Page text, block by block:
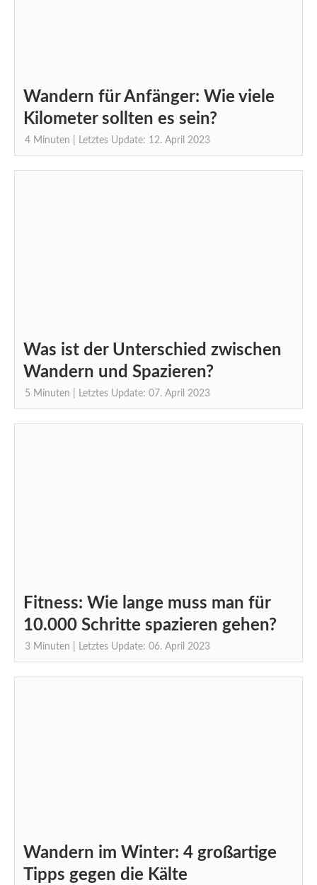
Wandern für Anfänger: Wie viele
Kilometer sollten es sein?
4 Minuten | Letztes Update: 12. April 2023
Was ist der Unterschied zwischen
Wandern und Spazieren?
5 Minuten | Letztes Update: 07. April 2023
Fitness: Wie lange muss man für
10.000 Schritte spazieren gehen?
3 Minuten | Letztes Update: 06. April 2023
Wandern im Winter: 4 großartige
Tipps gegen die Kälte